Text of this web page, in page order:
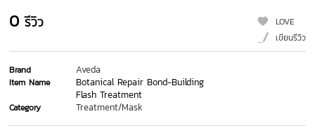
0 รีวิว
LOVE
เขียนรีวิว
Brand Aveda
Item Name
Botanical Repair Bond-Building
Flash Treatment
Category Treatment/Mask